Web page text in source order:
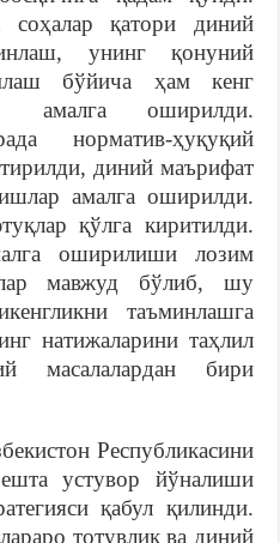
қатори диний
унинг қонуний
бўйича ҳам кенг
амалга оширилди.
норматив-ҳуқуқий
диний маърифат
амалга оширилди.
қўлга киритилди.
оширилиши лозим
мавжуд бўлиб, шу
таъминлашга
натижаларини таҳлил
масалалардан бири
Республикасини
устувор йўналиши
қабул қилинди.
тотувлик ва диний